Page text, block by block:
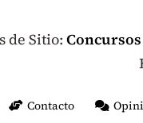
de Sitio:
Contacto